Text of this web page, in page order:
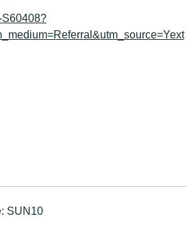
S60408?
SUN10